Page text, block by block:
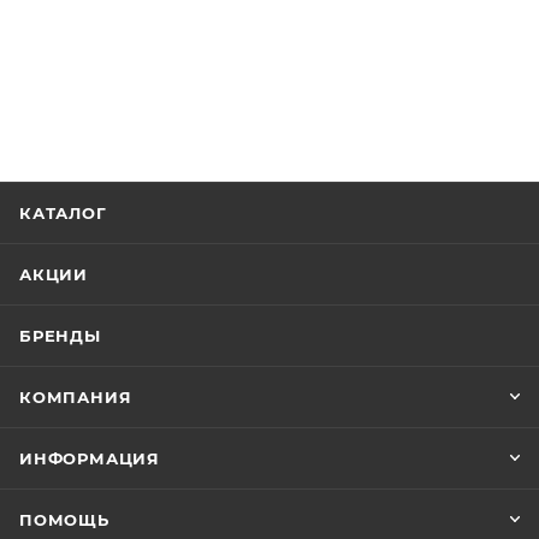
КАТАЛОГ
АКЦИИ
БРЕНДЫ
КОМПАНИЯ
ИНФОРМАЦИЯ
ПОМОЩЬ